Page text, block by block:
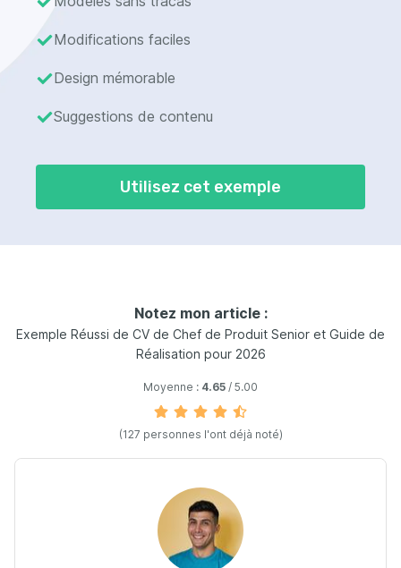
Modifications faciles
Design mémorable
Suggestions de contenu
Utilisez cet exemple
Notez mon article :
Exemple Réussi de CV de Chef de Produit Senior et Guide de
Réalisation pour 2026
Moyenne : 4.65 / 5.00
(127 personnes l'ont déjà noté)